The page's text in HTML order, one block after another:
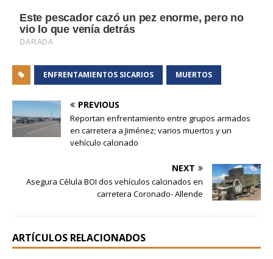
ENFRENTAMIENTOS SICARIOS MUERTOS
PREVIOUS
Reportan enfrentamiento entre grupos armados
en carretera a Jiménez; varios muertos y un
vehículo calcinado
NEXT
Asegura Célula BOI dos vehículos calcinados en
carretera Coronado- Allende
ARTÍCULOS RELACIONADOS